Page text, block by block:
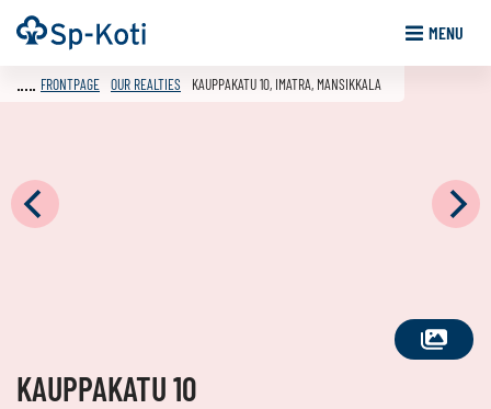
Go
to
Frontpage MENU
SEE
FRONTPAGE OUR REALTIES KAUPPAKATU 10, IMATRA, MANSIKKALA
KAUPPAKATU 10